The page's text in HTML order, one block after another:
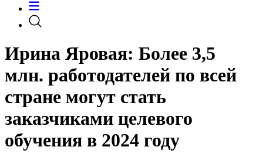
Ирина Яровая: Более 3,5
млн. работодателей по всей
стране могут стать
заказчиками целевого
обучения в 2024 году